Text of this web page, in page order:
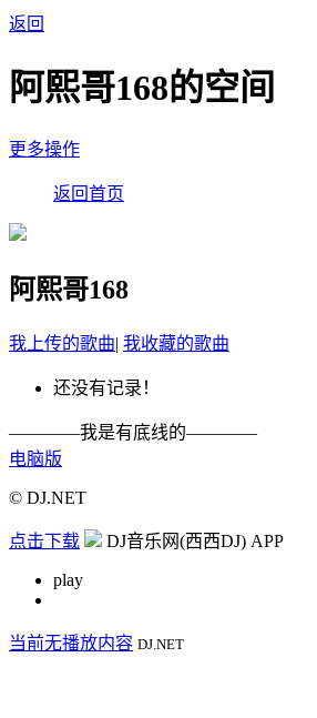
返回
阿熙哥168的空间
更多操作
返回首页
阿熙哥168
我上传的歌曲| 我收藏的歌曲
还没有记录！
————我是有底线的————
电脑版
© DJ.NET
点击下载 DJ音乐网(西西DJ) APP
play
当前无播放内容 DJ.NET